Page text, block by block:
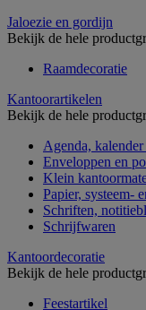
Jaloezie en gordijn
Bekijk de hele
Raamdecoratie
Kantoorartikelen
Bekijk de hele
Agenda,
Enveloppen en
Klein
Papier, systeem-
Schriften,
Schrijfwaren
Kantoordecoratie
Bekijk de hele
Feestartikel